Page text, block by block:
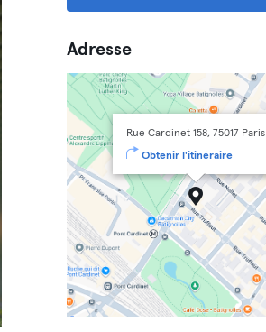
Adresse
Rue Cardinet 158, 75017 Paris
Obtenir l'itinéraire